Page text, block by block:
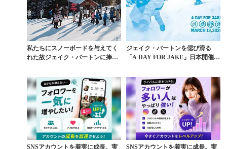
私たちにスノーボードを与えてく
れた故ジェイク・バートンに捧げ
ジェイク・バートンを偲び滑る
「A DAY FOR JAKE」日本開催中
SNSアカウントを着実に成長。実 SNSアカウントを着実に成長。実